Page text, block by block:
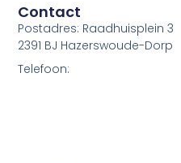
Contact
Postadres: Raadhuisplein 3
2391 BJ Hazerswoude-Dorp
Telefoon: